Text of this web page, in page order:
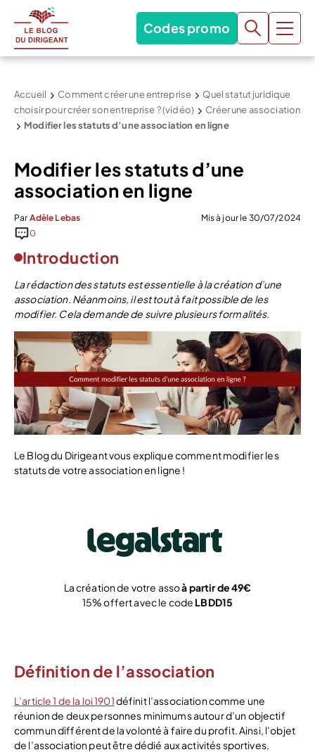
Codes promo
Accueil Comment créer une entreprise
Quel statut juridique
choisir pour créer son entreprise ? (vidéo)
Créer une association
Modifier les statuts d’une association en ligne
Modifier les statuts d’une
association en ligne
Par Adèle Lebas
Mis à jour le 30/07/2024
0
Introduction
La rédaction des statuts est essentielle à la création d’une
association. Néanmoins, il est tout à fait possible de les
modifier. Cela demande de suivre plusieurs formalités.
Le Blog du Dirigeant vous explique comment modifier les
statuts de votre association en ligne !
La création de votre assoà partir de 49€
15% offert avec le code LBDD15
Définition de l’association
L’article 1 de la loi 1901définit l’association comme une
réunion de deux personnes minimums autour d’un objectif
commun différent de la volonté à faire du profit. Ainsi, l’objet
de l’association peut être dédié aux activités sportives,